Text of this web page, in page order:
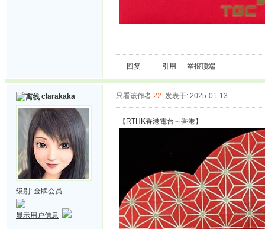
回复 引用 举报顶端
clarakaka
级别: 金牌会员
显示用户信息
只看该作者 22 发表于: 2025-01-13
【RTHK香港電台～香港】